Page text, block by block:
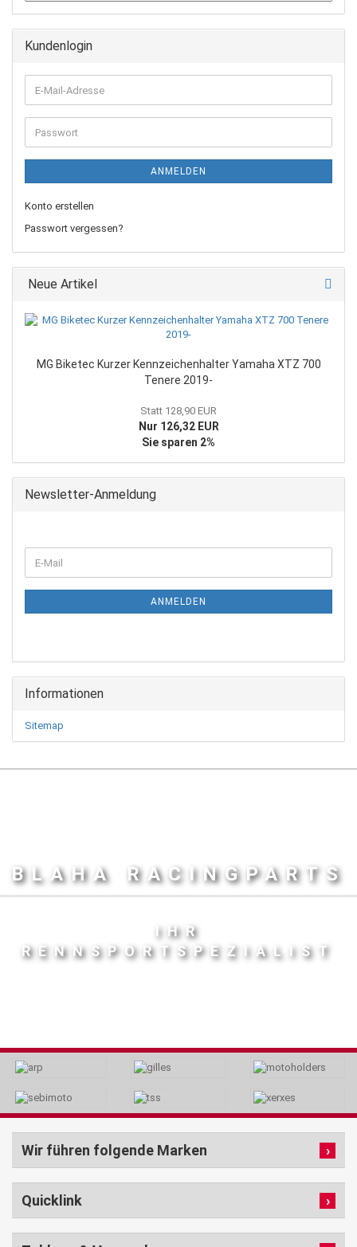
Kundenlogin
E-
Mail-
Adresse
Passwort
ANMELDEN
Konto erstellen
Passwort vergessen?
Neue Artikel
MG Biketec Kurzer Kennzeichenhalter Yamaha XTZ 700
Tenere 2019-
Statt 128,90 EUR
Nur 126,32 EUR
Sie sparen 2%
Newsletter-Anmeldung
ZUR
E-
Mail
ANMELDEN
Informationen
Sitemap
BLAHA RACINGPARTS
IHR
RENNSPORTSPEZIALIST
Wir führen folgende Marken
Quicklink